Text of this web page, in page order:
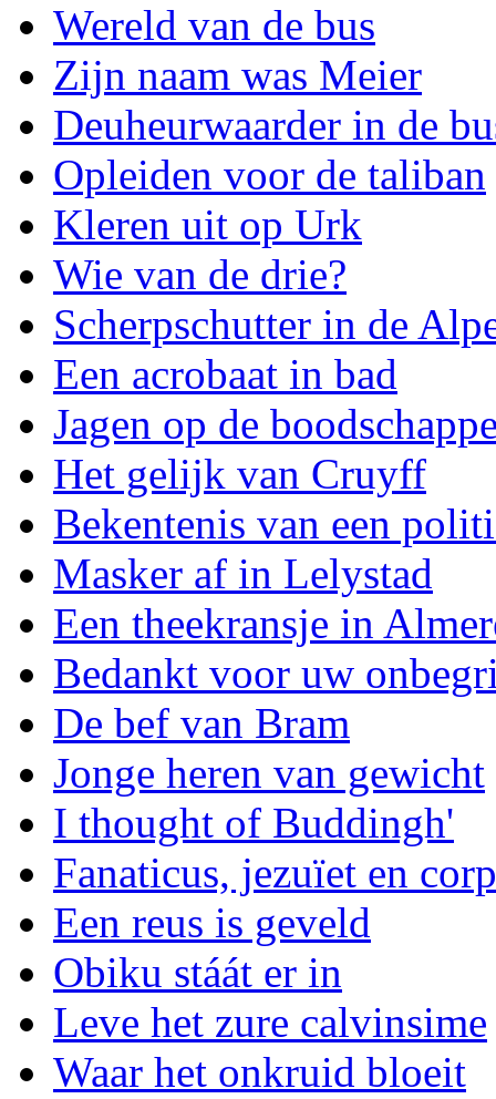
Wereld van de bus
Zijn naam was Meier
Deuheurwaarder in de
Opleiden voor de taliban
Kleren uit op Urk
Wie van de drie?
Scherpschutter in de
Een acrobaat in bad
Jagen op de
Het gelijk van Cruyff
Bekentenis van een
Masker af in Lelystad
Een theekransje in
Bedankt voor uw
De bef van Bram
Jonge heren van gewicht
I thought of Buddingh'
Fanaticus, jezuïet en
Een reus is geveld
Obiku stáát er in
Leve het zure calvinsime
Waar het onkruid bloeit